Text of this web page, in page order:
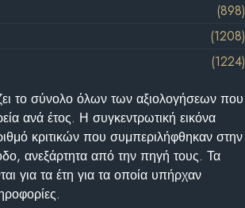
(898)
(1208)
(1224)
το σύνολο όλων των αξιολογήσεων που
ανά έτος. Η συγκεντρωτική εικόνα
κριτικών που συμπεριλήφθηκαν στην
ανεξάρτητα από την πηγή τους. Τα
για τα έτη για τα οποία υπήρχαν